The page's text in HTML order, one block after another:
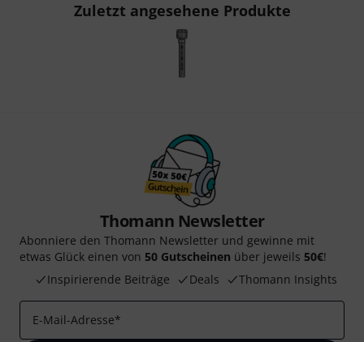
Zuletzt angesehene Produkte
Thomann Newsletter
Abonniere den Thomann Newsletter und gewinne mit
etwas Glück einen von 50 Gutscheinen über jeweils 50€!
Inspirierende Beiträge
Deals Thomann Insights
E-Mail-Adresse*